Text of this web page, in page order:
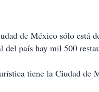
de México sólo está
del país hay mil 500
tiene la Ciudad de